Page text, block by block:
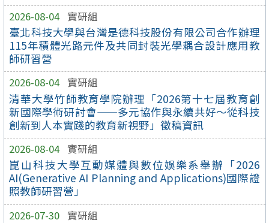
2026-08-04 實研組
臺北科技大學與台灣是德科技股份有限公司合作辦理
115年積體光路元件及共同封裝光學耦合設計應用教
師研習營
2026-08-04 實研組
清華大學竹師教育學院辦理「2026第十七屆教育創
新國際學術研討會——多元協作與永續共好～從科技
創新到人本實踐的教育新視野」徵稿資訊
2026-08-04 實研組
崑山科技大學互動媒體與數位娛樂系舉辦「2026
AI(Generative AI Planning and Applications)國際證
照教師研習營」
2026-07-30 實研組